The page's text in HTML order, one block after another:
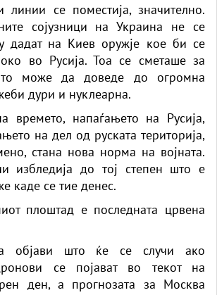
линии се поместија, значително.
сојузници на Украина не се
дадат на Киев оружје кое би се
во Русија. Тоа се сметаше за
може да доведе до огромна
дури и нуклеарна.
времето, напаѓањето на Русија,
на дел од руската територија,
стана нова норма на војната.
избледија до тој степен што е
каде се тие денес.
плоштад е последната црвена
објави што ќе се случи ако
се појават во текот на
ден, а прогнозата за Москва